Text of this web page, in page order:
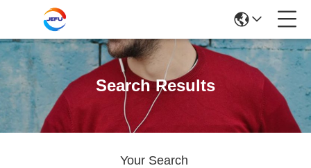
Search Results
Your Search